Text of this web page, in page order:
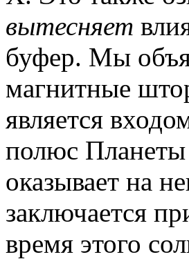
вытесняет
буфер. Мы
магнитные
является
полюс
оказывает на
заключается
время этого